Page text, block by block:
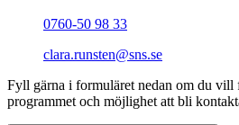
0760-50 98 33
clara.runsten@sns.se
Fyll gärna i formuläret nedan om du vill
programmet och möjlighet att bli